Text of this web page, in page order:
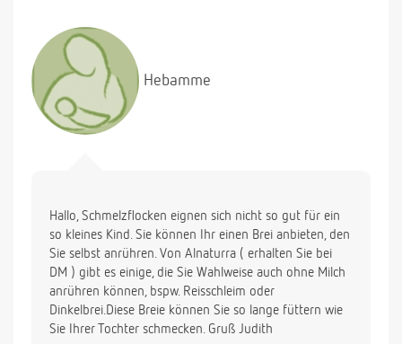
Hebamme
Hallo, Schmelzflocken eignen sich nicht so gut für ein
so kleines Kind. Sie können Ihr einen Brei anbieten, den
Sie selbst anrühren. Von Alnaturra ( erhalten Sie bei
DM ) gibt es einige, die Sie Wahlweise auch ohne Milch
anrühren können, bspw. Reisschleim oder
Dinkelbrei.Diese Breie können Sie so lange füttern wie
Sie Ihrer Tochter schmecken. Gruß Judith